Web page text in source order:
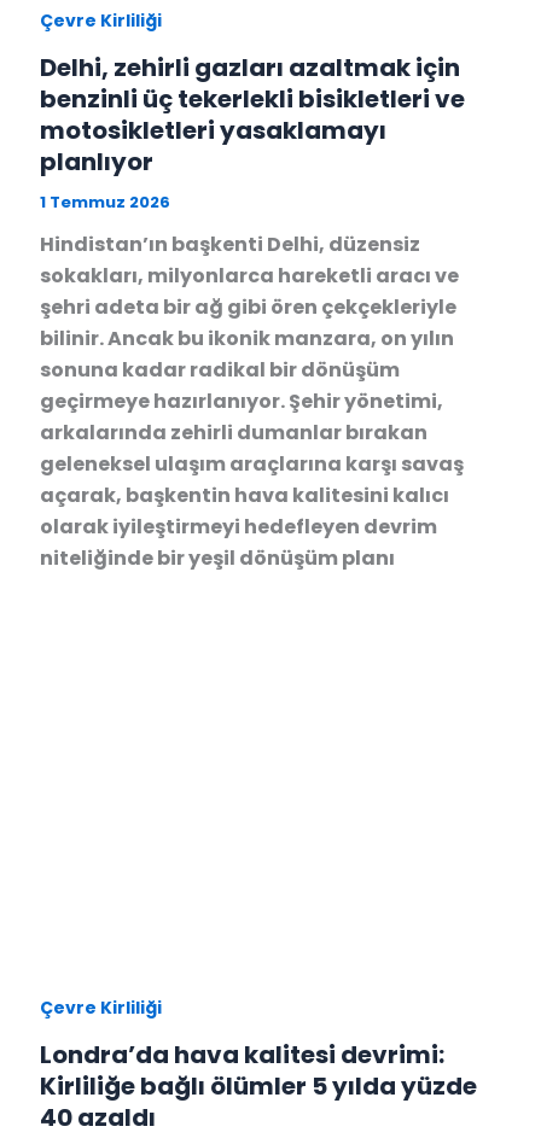
Çevre Kirliliği
Delhi, zehirli gazları azaltmak için
benzinli üç tekerlekli bisikletleri ve
motosikletleri yasaklamayı
planlıyor
1 Temmuz 2026
Hindistan’ın başkenti Delhi, düzensiz
sokakları, milyonlarca hareketli aracı ve
şehri adeta bir ağ gibi ören çekçekleriyle
bilinir. Ancak bu ikonik manzara, on yılın
sonuna kadar radikal bir dönüşüm
geçirmeye hazırlanıyor. Şehir yönetimi,
arkalarında zehirli dumanlar bırakan
geleneksel ulaşım araçlarına karşı savaş
açarak, başkentin hava kalitesini kalıcı
olarak iyileştirmeyi hedefleyen devrim
niteliğinde bir yeşil dönüşüm planı
Çevre Kirliliği
Londra’da hava kalitesi devrimi:
Kirliliğe bağlı ölümler 5 yılda yüzde
40 azaldı